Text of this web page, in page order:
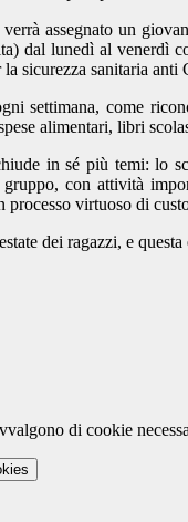
assegnato un
dal lunedì al venerdì
la sicurezza sanitaria anti
settimana,come
alimentari, libri
in sépiù temi: lo
gruppo, con attività
processo virtuoso di
dei ragazzi, e questa
di cookie